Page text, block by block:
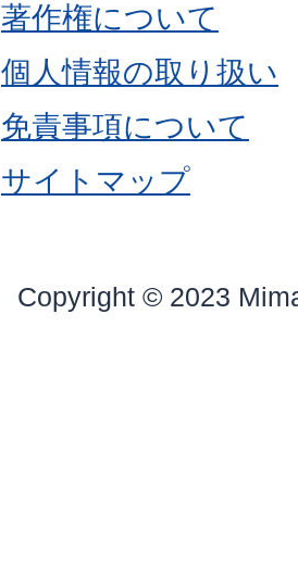
著作権について
個人情報の取り扱い
免責事項について
サイトマップ
Copyright © 2023